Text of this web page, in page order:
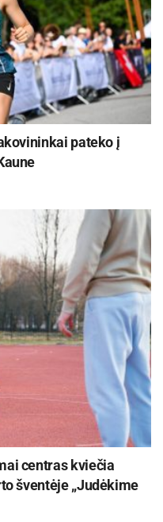
pateko į
centras kviečia
šventėje „Judėkime